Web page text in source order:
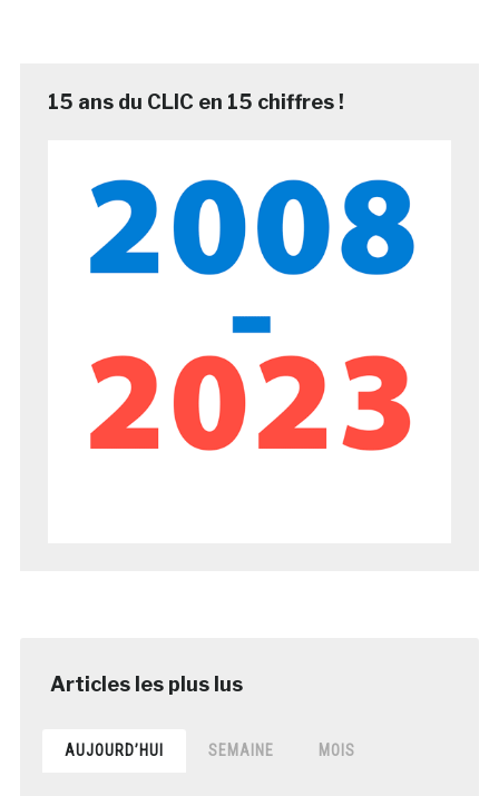
15 ans du CLIC en 15 chiffres !
AUJOURD’HUI SEMAINE MOIS